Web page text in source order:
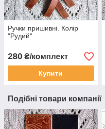
Ручки пришивні. Колір
"Рудий"
280 ₴/комплект
Купити
Подібні товари компанії